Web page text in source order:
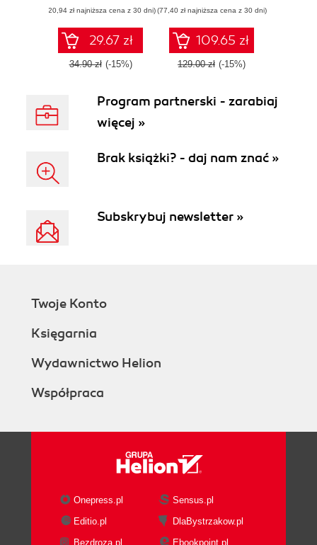
(20,94 zł najniższa cena z 30 dni)
29.67 zł
34.90 zł (-15%)
(77,40 zł najniższa cena z 30 dni)
109.65 zł
129.00 zł (-15%)
Program partnerski - zarabiaj
więcej »
Brak książki? - daj nam znać »
Subskrybuj newsletter »
Twoje Konto
Księgarnia
Wydawnictwo Helion
Współpraca
Onepress.pl
Sensus.pl
Editio.pl
DlaBystrzakow.pl
Bezdroza.pl
Ebookpoint.pl